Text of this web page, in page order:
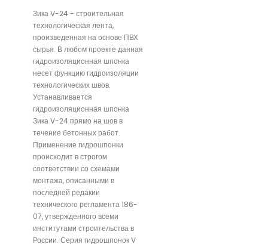
Зика V-24 - строительная
технологическая лента,
произведенная на основе ПВХ
сырья. В любом проекте данная
гидроизоляционная шпонка
несет функцию гидроизоляции
технологических швов.
Устанавливается
гидроизоляционная шпонка
Зика V-24 прямо на шов в
течение бетонных работ.
Применение гидрошпонки
происходит в строгом
соответствии со схемами
монтажа, описанными в
последней редакии
технического регламента 186-
07, утвержденного всеми
институтами строительства в
России. Серия гидрошпонок V